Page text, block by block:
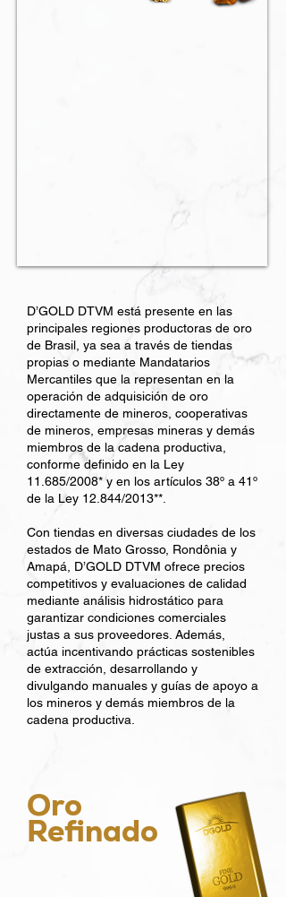
D’GOLD DTVM está presente en las
principales regiones productoras de oro
de Brasil, ya sea a través de tiendas
propias o mediante Mandatarios
Mercantiles que la representan en la
operación de adquisición de oro
directamente de mineros, cooperativas
de mineros, empresas mineras y demás
miembros de la cadena productiva,
conforme definido en la Ley
11.685/2008* y en los artículos 38º a 41º
de la Ley 12.844/2013**.
Con tiendas en diversas ciudades de los
estados de Mato Grosso, Rondônia y
Amapá, D’GOLD DTVM ofrece precios
competitivos y evaluaciones de calidad
mediante análisis hidrostático para
garantizar condiciones comerciales
justas a sus proveedores. Además,
actúa incentivando prácticas sostenibles
de extracción, desarrollando y
divulgando manuales y guías de apoyo a
los mineros y demás miembros de la
cadena productiva.
Oro
Refinado